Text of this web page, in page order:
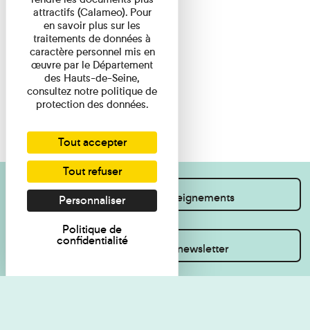
Je souhaite des renseignements
Inscrivez-vous à la newsletter
attractifs (Calameo). Pour
en savoir plus sur les
traitements de données à
caractère personnel mis en
œuvre par le Département
des Hauts-de-Seine,
consultez notre politique de
protection des données.
Tout accepter
Tout refuser
Personnaliser
Politique de
confidentialité